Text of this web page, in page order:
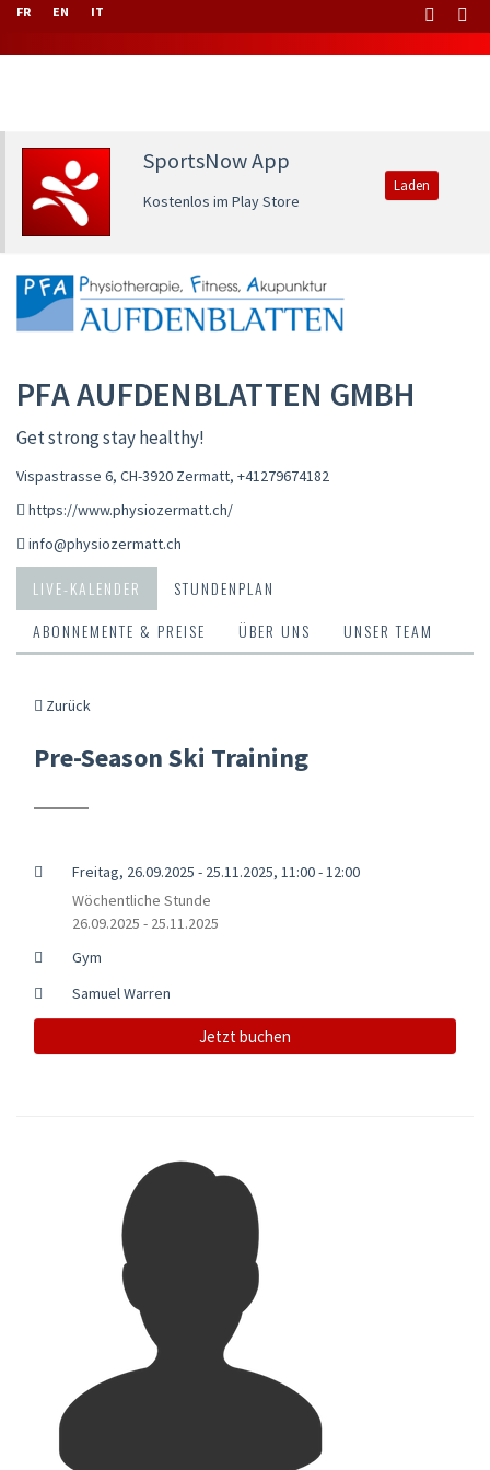
FR EN IT
SportsNow App
Kostenlos im Play Store
Laden
PFA AUFDENBLATTEN GMBH
Get strong stay healthy!
Vispastrasse 6, CH-3920 Zermatt, +41279674182
https://www.physiozermatt.ch/
info@physiozermatt.ch
LIVE-KALENDER
STUNDENPLAN
ABONNEMENTE & PREISE
ÜBER UNS UNSER TEAM
Zurück
Pre-Season Ski Training
Freitag, 26.09.2025 - 25.11.2025, 11:00 - 12:00
Wöchentliche Stunde
26.09.2025 - 25.11.2025
Gym
Samuel Warren
Jetzt buchen